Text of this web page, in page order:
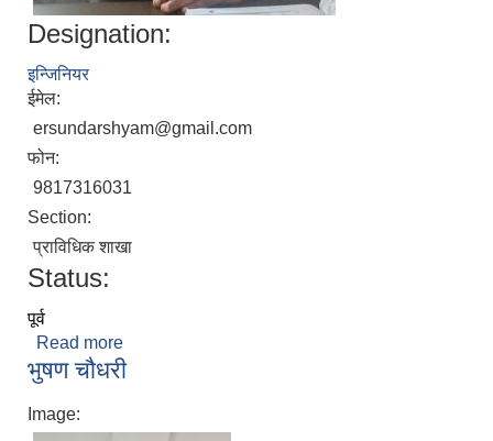
Designation:
इन्जिनियर
ईमेल:
ersundarshyam@gmail.com
फोन:
9817316031
Section:
प्राविधिक शाखा
Status:
पूर्व
Read more
भुषण चौधरी
Image: